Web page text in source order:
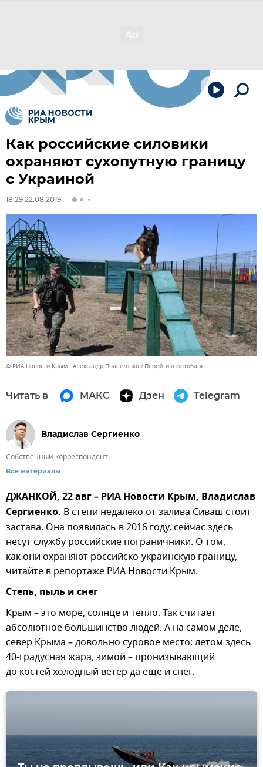
Как российские силовики
охраняют сухопутную границу
с Украиной
18:29 22.08.2019
© РИА Новости Крым . Александр Полегенько Перейти в фотобанк
Читать в МАКС Дзен Telegram
Владислав Сергиенко
Собственный корреспондент
Все материалы
ДЖАНКОЙ, 22 авг – РИА Новости Крым, Владислав
Сергиенко. В степи недалеко от залива Сиваш стоит
застава. Она появилась в 2016 году, сейчас здесь
несут службу российские пограничники. О том,
как они охраняют российско-украинскую границу,
читайте в репортаже РИА Новости Крым.
Степь, пыль и снег
Крым – это море, солнце и тепло. Так считает
абсолютное большинство людей. А на самом деле,
север Крыма – довольно суровое место: летом здесь
40-градусная жара, зимой – пронизывающий
до костей холодный ветер да еще и снег.